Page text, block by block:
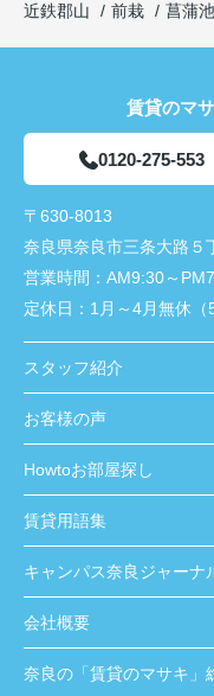
近鉄郡山
前栽 菖蒲池
賃貸のマ
0120-275-553
〒630-8013
奈良県奈良市三条大路５
営業時間： AM9:30～
定休日： 1月～4月無休（
スタッフ紹介
お客様の声
Howtoお部屋探し
賃貸用語集
キャンパス奈良ジャーナ
会社概要
奈良の「賃貸のマサキ」